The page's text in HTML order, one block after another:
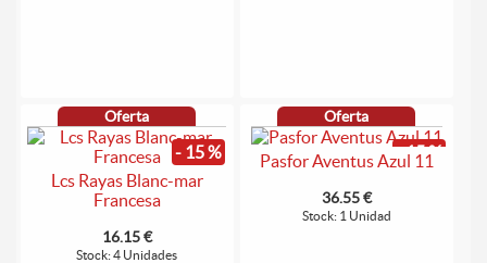
Oferta
- 15 %
Lcs Rayas Blanc-mar
Francesa
16.15 €
Stock: 4 Unidades
Oferta
- 15 %
Pasfor Aventus Azul 11
36.55 €
Stock: 1 Unidad